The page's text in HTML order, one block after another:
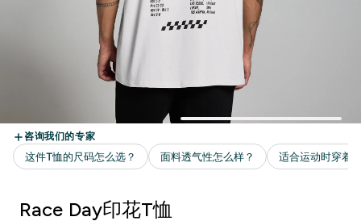
Race Day印花T恤